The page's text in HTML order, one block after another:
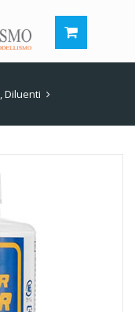
,Diluenti